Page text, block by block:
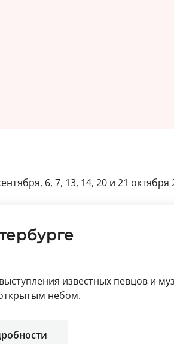
6, 7, 13, 14, 20 и 21 октября
известных певцов и
небом.